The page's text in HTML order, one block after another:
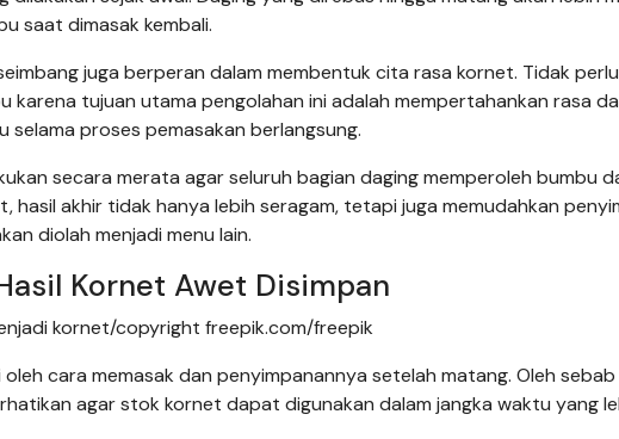
saat dimasak kembali.
juga berperan dalam membentuk cita rasa kornet. Tidak perlu
karena tujuan utama pengolahan ini adalah mempertahankan rasa
proses pemasakan berlangsung.
secara merata agar seluruh bagian daging memperoleh bumbu
hasil akhir tidak hanya lebih seragam, tetapi juga memudahkan
diolah menjadi menu lain.
Kornet Awet Disimpan
kornet/copyright freepik.com/freepik
cara memasak dan penyimpanannya setelah matang. Oleh
agar stok kornet dapat digunakan dalam jangka waktu yang